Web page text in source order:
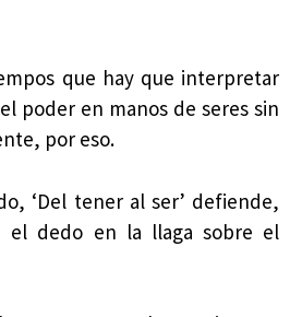
que hay que interpretar
poder en manos de seres sin
por eso.
‘Del tener al ser’ defiende,
el dedo en la llaga sobre el